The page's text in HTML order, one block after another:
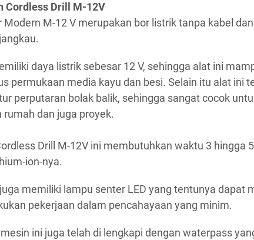
Cordless Drill M-12V
Modern M-12 V merupakan bor listrik tanpa kabel
daya listrik sebesar 12 V, sehingga alat ini
permukaan media kayu dan besi. Selain itu alat ini
perputaran bolak balik, sehingga sangat cocok
rumah dan juga proyek.
Drill M-12V ini membutuhkan waktu 3 hingga
ion-nya.
memiliki lampu senter LED yang tentunya dapat
pekerjaan dalam pencahayaan yang minim.
ini juga telah di lengkapi dengan waterpass